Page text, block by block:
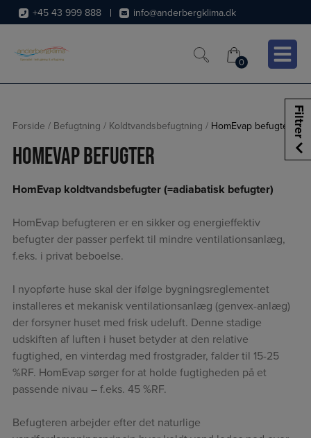
Hop
til
indholdet
+45 43 999 888 info@anderbergklima.dk
0
0
Forside / Befugtning / Koldtvandsbefugtning / HomEvap befugter
HomEvap befugter
HomEvap koldtvandsbefugter (=adiabatisk befugter)
HomEvap befugteren er en sikker og energieffektiv
befugter der passer perfekt til mindre ventilationsanlæg,
f.eks. i privat beboelse.
I nyopførte huse skal der ifølge bygningsreglementet
installeres et mekanisk ventilationsanlæg (genvex-anlæg)
der forsyner huset med frisk udeluft. Denne stadige
udskiften af luften i huset betyder at den relative
fugtighed, en vinterdag med frostgrader, falder til 15-25
%RF. HomEvap sørger for at holde fugtigheden på et
passende nivau – f.eks. 45 %RF.
Befugteren arbejder efter det naturlige
Filtrer